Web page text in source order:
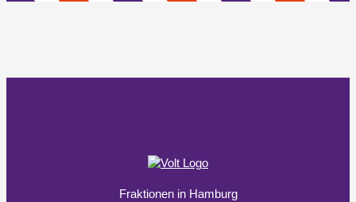
Fraktionen in Hamburg